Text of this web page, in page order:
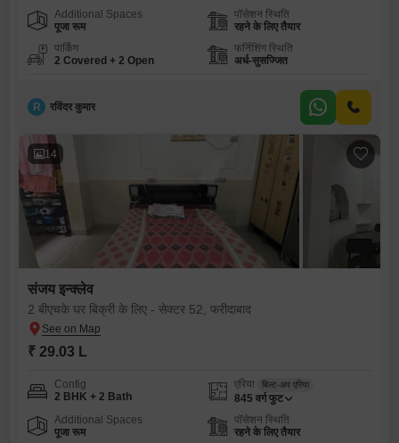
Additional Spaces
पूजा रूम
पॉसेशन स्थिति
रहने के लिए तैयार
पार्किंग
2 Covered + 2 Open
फर्निशिंग स्थिति
अर्ध-सुसज्जित
R रविंदर कुमार
14
संजय इन्क्लेव
2 बीएचके घर बिक्री के लिए - सेक्टर 52, फरीदाबाद
₹ 29.03 L
Config
2 BHK + 2 Bath
एरिया बिल्ट-अप एरिया
845 वर्ग फुट
Additional Spaces
पूजा रूम
पॉसेशन स्थिति
रहने के लिए तैयार